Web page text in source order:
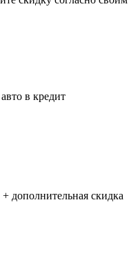
в кредит
дополнительная скидка